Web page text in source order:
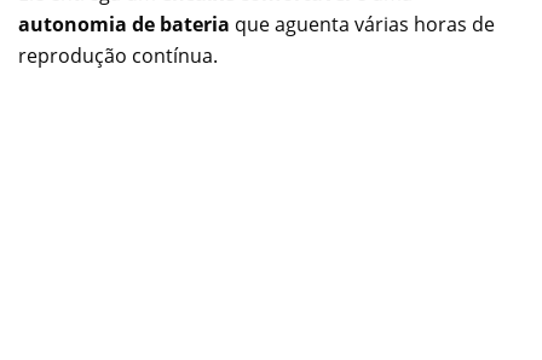
autonomia de bateria que aguenta várias horas de
reprodução contínua.